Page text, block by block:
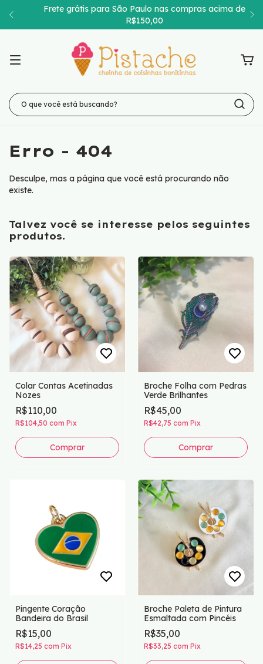
Frete grátis para São Paulo nas compras acima de
R$150,00
Erro - 404
Desculpe, mas a página que você está procurando não
existe.
Talvez você se interesse pelos seguintes
produtos.
Colar Contas Acetinadas
Nozes
R$110,00
R$104,50 com Pix
Comprar
Broche Folha com Pedras
Verde Brilhantes
R$45,00
R$42,75 com Pix
Pingente Coração
Bandeira do Brasil
R$15,00
R$14,25 com Pix
Broche Paleta de Pintura
Esmaltada com Pincéis
R$35,00
R$33,25 com Pix